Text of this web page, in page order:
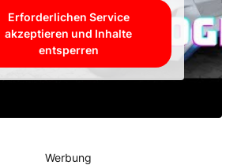
Erforderlichen Service
akzeptieren und Inhalte
entsperren
Werbung